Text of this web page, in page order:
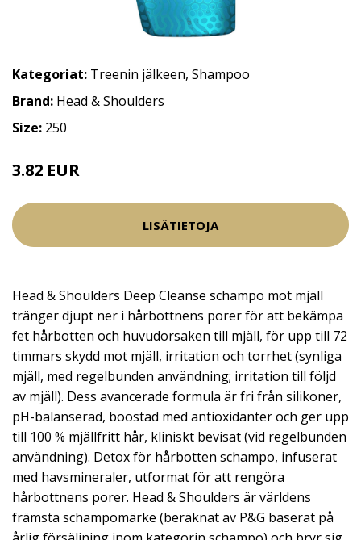
Kategoriat: Treenin jälkeen, Shampoo
Brand: Head & Shoulders
Size: 250
3.82 EUR
LISÄTIETOJA
Head & Shoulders Deep Cleanse schampo mot mjäll
tränger djupt ner i hårbottnens porer för att bekämpa
fet hårbotten och huvudorsaken till mjäll, för upp till 72
timmars skydd mot mjäll, irritation och torrhet (synliga
mjäll, med regelbunden användning; irritation till följd
av mjäll). Dess avancerade formula är fri från silikoner,
pH-balanserad, boostad med antioxidanter och ger upp
till 100 % mjällfritt hår, kliniskt bevisat (vid regelbunden
användning). Detox för hårbotten schampo, infuserat
med havsmineraler, utformat för att rengöra
hårbottnens porer. Head & Shoulders är världens
främsta schampomärke (beräknat av P&G baserat på